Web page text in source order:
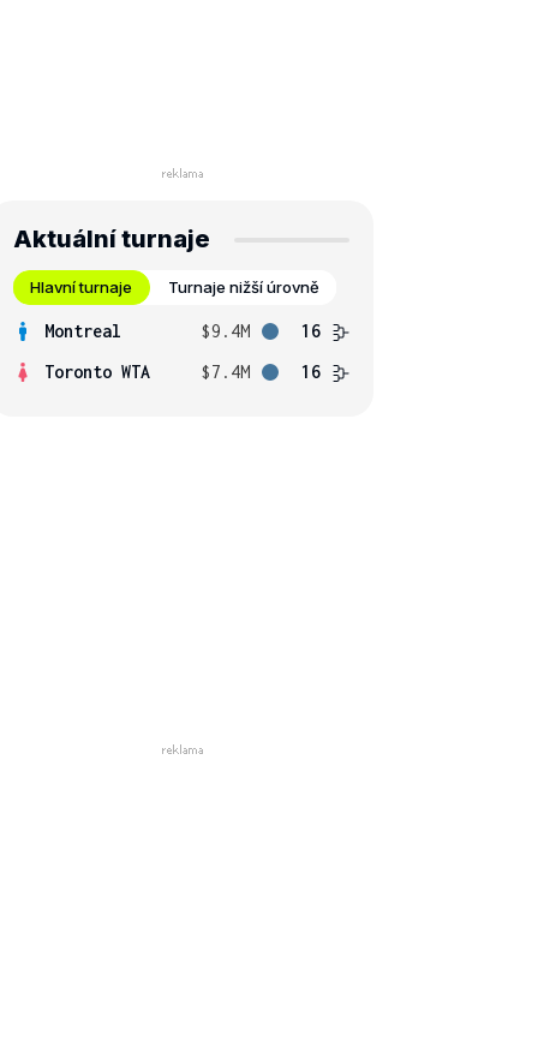
Aktuální turnaje
Hlavní turnaje Turnaje nižší úrovně
Montreal $9.4M
16
Toronto WTA
$7.4M 16